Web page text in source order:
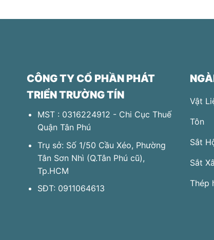
CÔNG TY CỔ PHẦN PHÁT
TRIỂN TRƯỜNG TÍN
MST : 0316224912 - Chi Cục Thuế
Quận Tân Phú
Trụ sở: Số 1/50 Cầu Xéo, Phường
Tân Sơn Nhì (Q.Tân Phú​ cũ),
Tp.HCM
SĐT: 0911064613
Vật
Tôn
Sắt
Sắt
Thép